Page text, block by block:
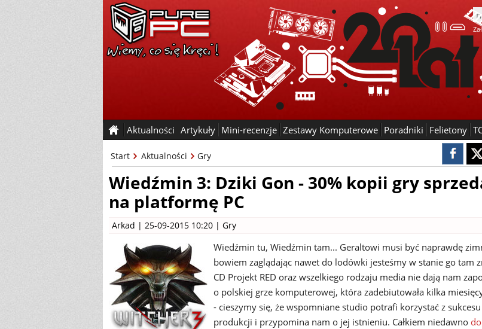
Aktualności Artykuły Mini-recenzje Zestawy Komputerowe Poradniki Felietony
Start Aktualności Gry
Wiedźmin 3: Dziki Gon - 30% kopii gry
na platformę PC
Arkad | 25-09-2015 10:20 | Gry
Wiedźmin tu, Wiedźmin tam... Geraltowi musi być naprawdę
bowiem zaglądając nawet do lodówki jesteśmy w stanie go tam
CD Projekt RED oraz wszelkiego rodzaju media nie dają nam
o polskiej grze komputerowej, która zadebiutowała kilka
- cieszymy się, że wspomniane studio potrafi korzystać z
produkcji i przypomina nam o jej istnieniu. Całkiem niedawno